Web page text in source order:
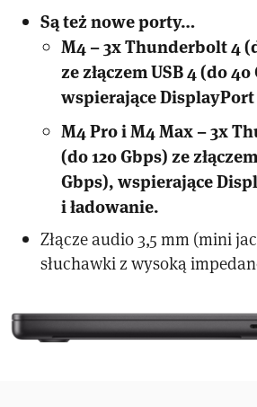
Są też nowe porty…
M4 – 3x Thunderbolt 4
ze złączem USB 4 (do
wspierające
M4 Pro i M4 Max – 3x
(do 120 Gbps) ze
Gbps), wspierające
i ładowanie.
Złącze audio 3,5 mm (mini
słuchawki z wysoką